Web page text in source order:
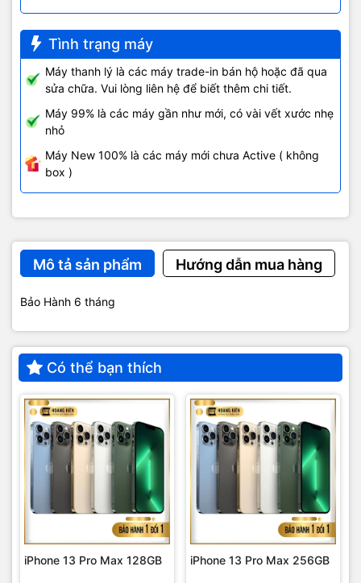
Tình trạng máy
Máy thanh lý là các máy trade-in bán hộ hoặc đã qua
sửa chữa. Vui lòng liên hệ để biết thêm chi tiết.
Máy 99% là các máy gần như mới, có vài vết xước nhẹ
nhỏ
Máy New 100% là các máy mới chưa Active ( không
box )
Mô tả sản phẩm Hướng dẫn mua hàng
Bảo Hành 6 tháng
Có thể bạn thích
iPhone 13 Pro Max 128GB iPhone 13 Pro Max 256GB